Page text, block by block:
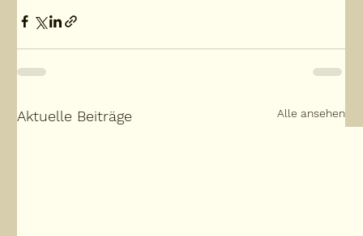
Aktuelle Beiträge Alle ansehen